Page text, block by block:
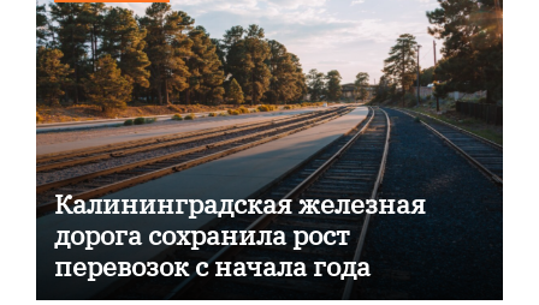
Калининградская железная
дорога сохранила рост
перевозок с начала года